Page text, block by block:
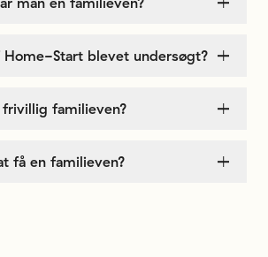
​​Home-Start blevet undersøgt?
familieven?
få en familieven?